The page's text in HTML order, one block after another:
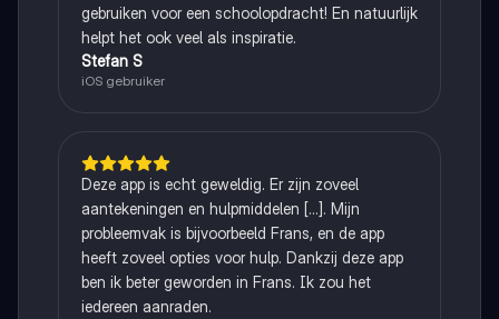
gebruiken voor een schoolopdracht! En natuurlijk
helpt het ook veel als inspiratie.
Stefan S
iOS gebruiker
Deze app is echt geweldig. Er zijn zoveel
aantekeningen en hulpmiddelen [...]. Mijn
probleemvak is bijvoorbeeld Frans, en de app
heeft zoveel opties voor hulp. Dankzij deze app
ben ik beter geworden in Frans. Ik zou het
iedereen aanraden.